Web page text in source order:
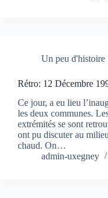
Un peu d'histoire
Rétro: 12 Décembre
Ce jour, a eu lieu
les deux communes.
extrémités se sont
ont pu discuter au
chaud. On…
admin-uxegney